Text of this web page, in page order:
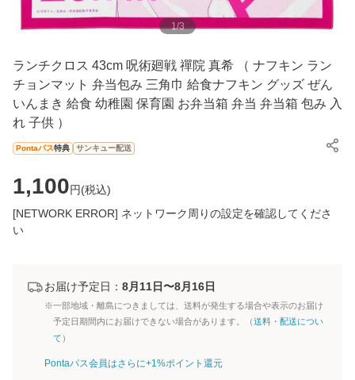
1/3
ランチクロス 43cm 呪術廻戦 禪院 真希 （ ナフキン ラン
チョンマット 弁当包み 三角巾 給食ナフキン グッズ ぜん
いんまき 給食 幼稚園 保育園 お弁当箱 弁当 弁当箱 包み 入
れ 子供 ）
Pontaパス特典 サンキュー配送
1,100円(税込)
[NETWORK ERROR] ネットワーク周りの設定を確認してくださ
い
お届け予定日： 8月11日〜8月16日
※一部地域・離島につきましては、送料が発生する場合や表示のお届け
予定日期間内にお届けできない場合があります。（送料・配送につい
て ）
Pontaパス会員はさらに+1%ポイント還元